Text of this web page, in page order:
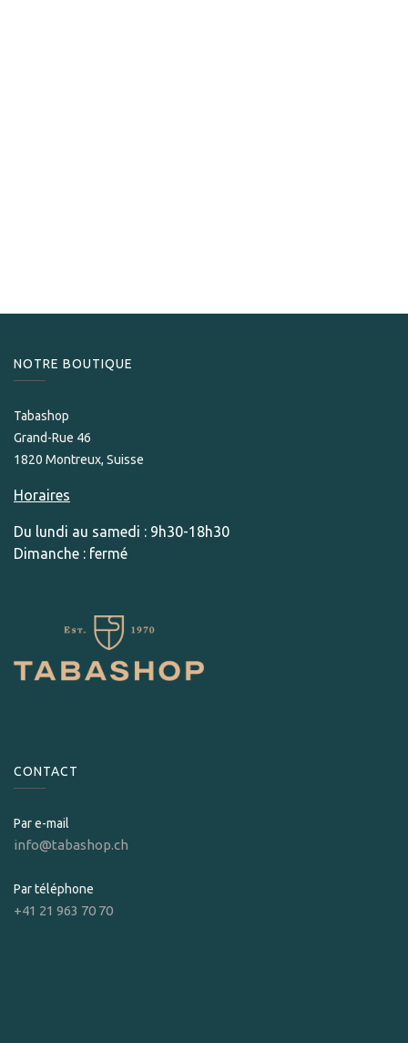
NOTRE BOUTIQUE
Tabashop
Grand-Rue 46
1820 Montreux, Suisse
Horaires
Du lundi au samedi : 9h30-18h30
Dimanche : fermé
CONTACT
Par e-mail
info@tabashop.ch
Par téléphone
+41 21 963 70 70